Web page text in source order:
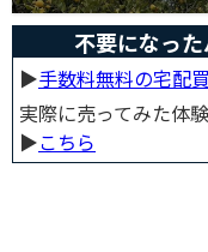
不要になっ
▶︎手数料無料の宅配
実際に売ってみた体
▶︎こちら